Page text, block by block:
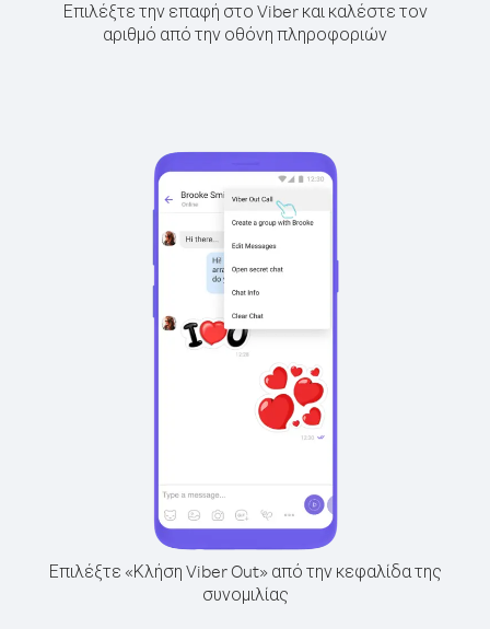
Επιλέξτε την επαφή στο Viber και καλέστε τον
αριθμό από την οθόνη πληροφοριών
Επιλέξτε «Κλήση Viber Out» από την κεφαλίδα της
συνομιλίας